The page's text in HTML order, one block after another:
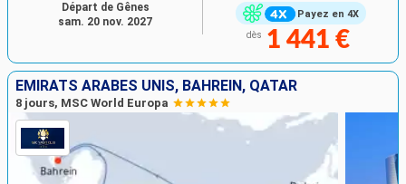
Payez en 4X
dès 1 441 €
Départ de Gênes
sam. 20 nov. 2027
EMIRATS ARABES UNIS, BAHREIN, QATAR
8 jours, MSC World Europa